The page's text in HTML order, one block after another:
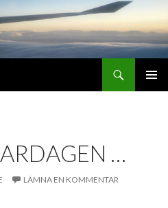
…
LÄMNA EN KOMMENTAR